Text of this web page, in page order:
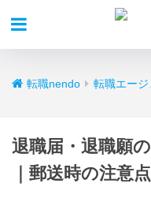
転職nendo 転職エージ
退職届・退職願
｜郵送時の注意